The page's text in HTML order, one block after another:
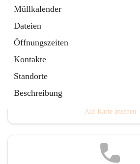
Müllkalender
Dateien
Öffnungszeiten
Kontakte
Standorte
Beschreibung
Auf Karte ansehen